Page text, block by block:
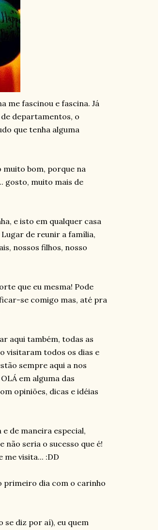
me fascinou e fascina. Já
departamentos, o
que tenha alguma
muito bom, porque na
gosto, muito mais de
e isto em qualquer casa
de reunir a família,
nossos filhos, nosso
que eu mesma! Pode
se comigo mas, até pra
aqui também, todas as
visitaram todos os dias e
sempre aqui a nos
em alguma das
opiniões, dicas e idéias
de maneira especial,
não seria o sucesso que é!
me visita... :DD
primeiro dia com o carinho
se diz por aí), eu quem